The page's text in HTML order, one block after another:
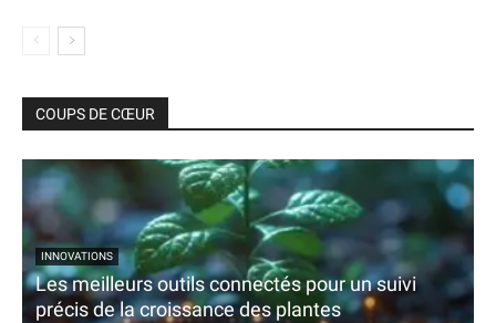
COUPS DE CŒUR
INNOVATIONS
Les meilleurs outils connectés pour un suivi
précis de la croissance des plantes